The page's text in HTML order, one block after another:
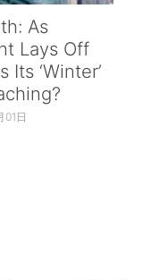
As
Lays Off
Its ‘Winter’
01日